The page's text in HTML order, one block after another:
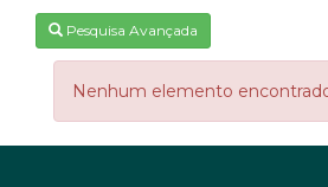
Pesquisa Avançada
Nenhum elemento